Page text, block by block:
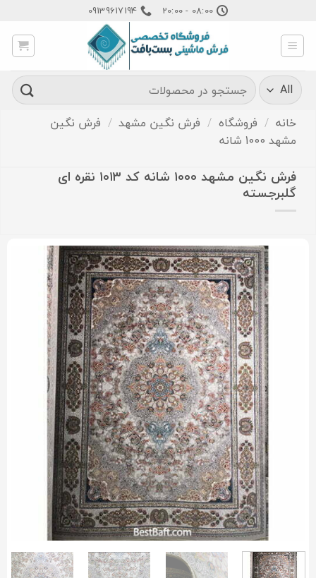
content
08:00 - 20:00
09139617194
جستجو
برای:
خانه / فروشگاه / فرش نگین مشهد / فرش نگین
مشهد 1000 شانه
فرش نگین مشهد ۱۰۰۰ شانه کد ۱۰۱۳ نقره ای
گلبرجسته